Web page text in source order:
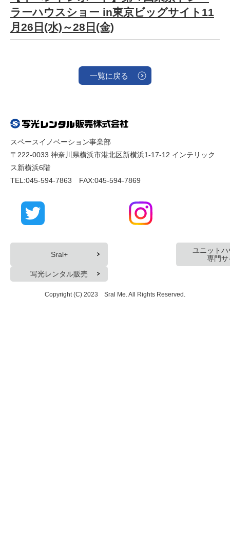
ラーハウスショー in東京ビッグサイト11
月26日(水)～28日(金)
一覧に戻る
スペースイノベーション事業部
〒222-0033 神奈川県横浜市港北区新横浜1-17-12 インテリック
ス新横浜6階
TEL:045-594-7863 FAX:045-594-7869
Sral+
ユニット
専門サ
写光レンタル販売
Copyright (C) 2023 Sral Me. All Rights Reserved.